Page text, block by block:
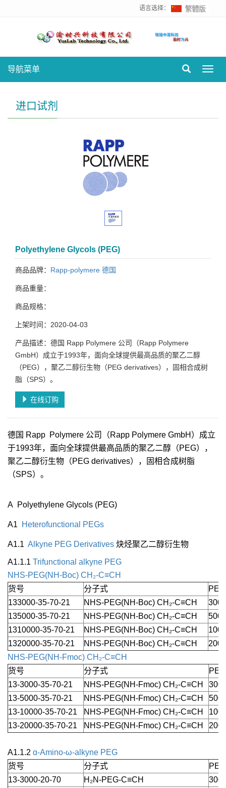
语言选择：
导航菜单
进口试剂
Polyethylene Glycols (PEG)
商品品牌： Rapp-polymere 德国
商品重量：
商品规格：
上架时间：2020-04-03
产品描述：德国 Rapp Polymere 公司（Rapp Polymere
GmbH）成立于1993年，面向全球提供最高品质的聚乙二醇
（PEG），聚乙二醇衍生物（PEG derivatives），固相合成树
脂（SPS）。
在线订购
德国 Rapp Polymere 公司（Rapp Polymere GmbH）成立
于1993年，面向全球提供最高品质的聚乙二醇（PEG），
聚乙二醇衍生物（PEG derivatives），固相合成树脂
（SPS）。
A Polyethylene Glycols (PEG)
A1 Heterofunctional PEGs
A1.1 Alkyne PEG Derivatives 炔烃聚乙二醇衍生物
A1.1.1 Trifunctional alkyne PEG
NHS-PEG(NH-Boc) CH₂-C≡CH
货号
分子式
133000-35-70-21
NHS-PEG(NH-Boc) CH₂-C≡CH
135000-35-70-21
NHS-PEG(NH-Boc) CH₂-C≡CH
1310000-35-70-21
NHS-PEG(NH-Boc) CH₂-C≡CH
1320000-35-70-21
NHS-PEG(NH-Boc) CH₂-C≡CH
NHS-PEG(NH-Fmoc) CH₂-C≡CH
货号
分子式
13-3000-35-70-21
NHS-PEG(NH-Fmoc) CH₂-C≡CH
13-5000-35-70-21
NHS-PEG(NH-Fmoc) CH₂-C≡CH
13-10000-35-70-21
NHS-PEG(NH-Fmoc) CH₂-C≡CH
13-20000-35-70-21
NHS-PEG(NH-Fmoc) CH₂-C≡CH
A1.1.2 ɑ-Amino-ω-alkyne PEG
货号
分子式
13-3000-20-70
H₂N-PEG-C≡CH